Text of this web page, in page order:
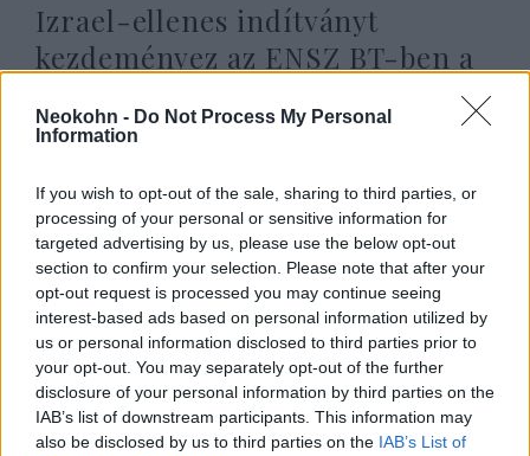
Neokohn - Do Not Process My Personal
Information
If you wish to opt-out of the sale, sharing to third parties, or
processing of your personal or sensitive information for
targeted advertising by us, please use the below opt-out
section to confirm your selection. Please note that after your
opt-out request is processed you may continue seeing
interest-based ads based on personal information utilized by
us or personal information disclosed to third parties prior to
your opt-out. You may separately opt-out of the further
disclosure of your personal information by third parties on the
IAB’s list of downstream participants. This information may
also be disclosed by us to third parties on the IAB’s List of
Izrael-ellenes indítványt
kezdeményez az ENSZ BT-ben a
2023. február 15.